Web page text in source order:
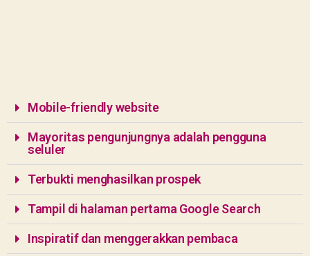
Mobile-friendly website
Mayoritas pengunjungnya adalah pengguna
seluler
Terbukti menghasilkan prospek
Tampil di halaman pertama Google Search
Inspiratif dan menggerakkan pembaca